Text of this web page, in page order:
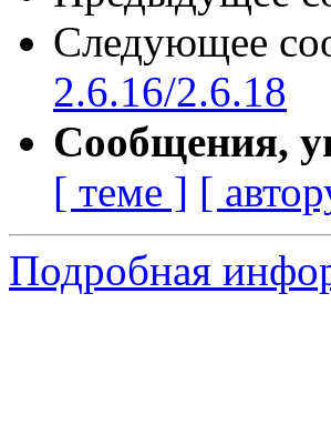
Следующее
2.6.16/2.6.18
Сообщения,
[ теме ] [
Подробная